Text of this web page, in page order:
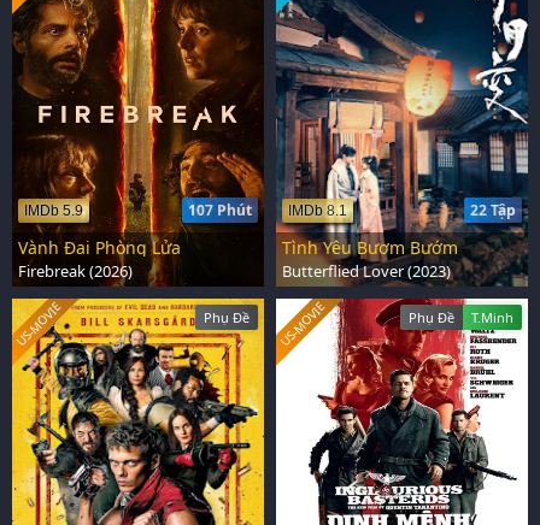
107 Phút
IMDb 5.9
Vành Đai Phòng Lửa
Firebreak (2026)
22 Tập
IMDb 8.1
Tình Yêu Bươm Bướm
Butterflied Lover (2023)
Phụ Đề
US-MOVIE Phụ Đề T.Minh
US-MOVIE